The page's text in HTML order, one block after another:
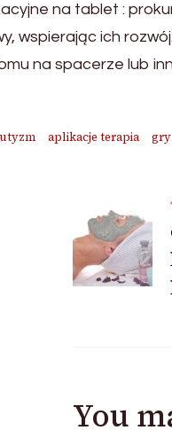
na tablet :
wspierając ich
na spacerze lub
aplikacje terapia
Post
You